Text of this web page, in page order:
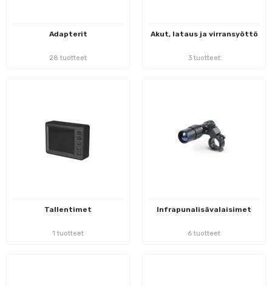
Adapterit
28 tuotteet
Akut, lataus ja virransyöttö
3 tuotteet
Tallentimet
1 tuotteet
Infrapunalisävalaisimet
6 tuotteet